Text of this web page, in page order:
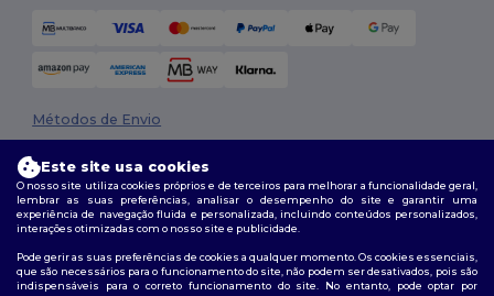
Métodos de Envio
Siga-nos
Este site usa cookies
O nosso site utiliza cookies próprios e de terceiros para melhorar a funcionalidade geral,
lembrar as suas preferências, analisar o desempenho do site e garantir uma
experiência de navegação fluida e personalizada, incluindo conteúdos personalizados,
interações otimizadas com o nosso site e publicidade.
Pode gerir as suas preferências de cookies a qualquer momento. Os cookies essenciais,
que são necessários para o funcionamento do site, não podem ser desativados, pois são
indispensáveis para o correto funcionamento do site. No entanto, pode optar por